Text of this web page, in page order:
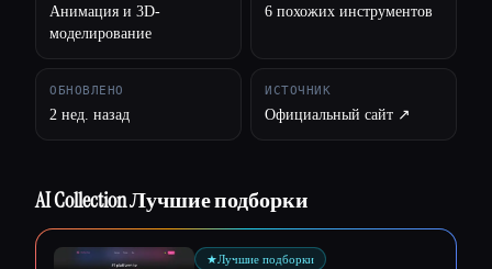
Анимация и 3D-
моделирование
6 похожих инструментов
ОБНОВЛЕНО
2 нед. назад
ИСТОЧНИК
Официальный сайт ↗︎
AI Collection Лучшие подборки
★Лучшие подборки